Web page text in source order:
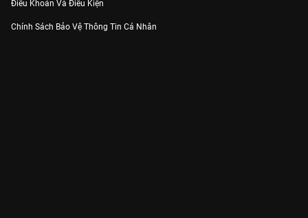
Điều Khoản Và Điều Kiện
Chính Sách Bảo Vệ Thông Tin Cá Nhân